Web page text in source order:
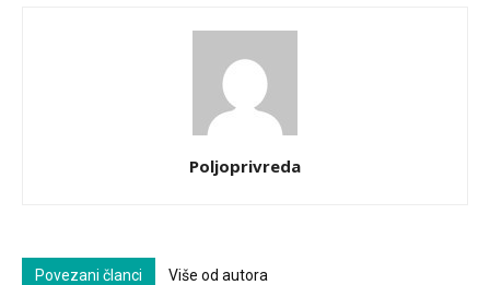
Poljoprivreda
Povezani članci Više od autora